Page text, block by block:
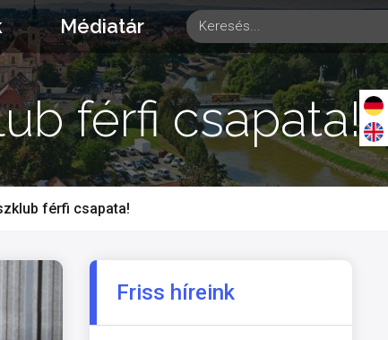
Médiatár
férfi csapata!
férfi csapata!
Friss híreink